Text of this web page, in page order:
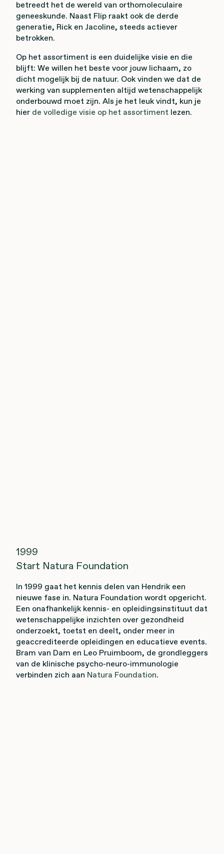
betreedt het de wereld van orthomoleculaire
geneeskunde. Naast Flip raakt ook de derde
generatie, Rick en Jacoline, steeds actiever
betrokken.
Op het assortiment is een duidelijke visie en die
blijft: We willen het beste voor jouw lichaam, zo
dicht mogelijk bij de natuur. Ook vinden we dat de
werking van supplementen altijd wetenschappelijk
onderbouwd moet zijn. Als je het leuk vindt, kun je
hier de volledige visie op het assortiment lezen.
1999
Start Natura Foundation
In 1999 gaat het kennis delen van Hendrik een
nieuwe fase in. Natura Foundation wordt opgericht.
Een onafhankelijk kennis- en opleidingsinstituut dat
wetenschappelijke inzichten over gezondheid
onderzoekt, toetst en deelt, onder meer in
geaccrediteerde opleidingen en educatieve events.
Bram van Dam en Leo Pruimboom, de grondleggers
van de klinische psycho-neuro-immunologie
verbinden zich aan Natura Foundation.